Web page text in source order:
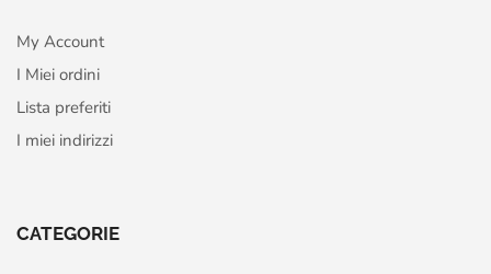
My Account
I Miei ordini
Lista preferiti
I miei indirizzi
CATEGORIE